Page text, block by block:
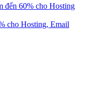
60% cho Hosting
cho Hosting, Email